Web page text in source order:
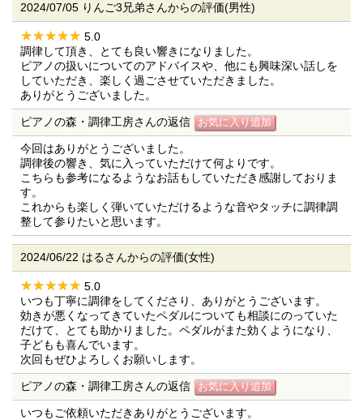
2024/07/05 りんご3兄弟さんからの評価(男性)
5.0
調律して頂き、とても良い響きになりました。
ピアノの扱いについてのアドバイスや、他にも興味深い話しを
していただき、楽しく過ごさせていただきました。
ありがとうございました。
ピアノの森・調律工房さんの返信
今回はありがとうございました。
調律後の響き、気に入っていただけて何よりです。
こちらも参考になるようなお話もしていただき感謝しておりま
す。
これからも楽しく弾いていただけるような音やタッチに調律調
整して参りたいと思います。
2024/06/22 はるさんからの評価(女性)
5.0
いつも丁寧に調律をしてくださり、ありがとうございます。
効きが悪くなってきていたペダルについても相談にのっていた
だけて、とても助かりました。ペダルがまた効くようになり、
子どもも喜んでいます。
次回もぜひよろしくお願いします。
ピアノの森・調律工房さんの返信
いつもご依頼いただきありがとうございます。